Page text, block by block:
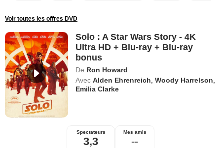
Voir toutes les offres DVD
Solo : A Star Wars Story - 4K
Ultra HD + Blu-ray + Blu-ray
bonus
De Ron Howard
Avec Alden Ehrenreich ,Woody Harrelson
Emilia Clarke
Spectateurs
3,3
Mes amis
--